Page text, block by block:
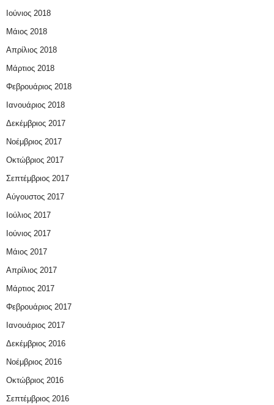
Ιούνιος 2018
Μάιος 2018
Απρίλιος 2018
Μάρτιος 2018
Φεβρουάριος 2018
Ιανουάριος 2018
Δεκέμβριος 2017
Νοέμβριος 2017
Οκτώβριος 2017
Σεπτέμβριος 2017
Αύγουστος 2017
Ιούλιος 2017
Ιούνιος 2017
Μάιος 2017
Απρίλιος 2017
Μάρτιος 2017
Φεβρουάριος 2017
Ιανουάριος 2017
Δεκέμβριος 2016
Νοέμβριος 2016
Οκτώβριος 2016
Σεπτέμβριος 2016